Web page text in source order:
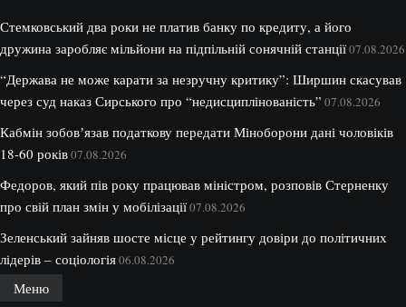
Стемковський два роки не платив банку по кредиту, а його
дружина заробляє мільйони на підпільній сонячній станції07.08.2026
“Держава не може карати за незручну критику”: Ширшин скасував
через суд наказ Сирського про “недисциплінованість” 07.08.2026
Кабмін зобовʼязав податкову передати Міноборони дані чоловіків
18-60 років07.08.2026
Федоров, який пів року працював міністром, розповів Стерненку
про свій план змін у мобілізації07.08.2026
Зеленський зайняв шосте місце у рейтингу довіри до політичних
лідерів – соціологія06.08.2026
Меню